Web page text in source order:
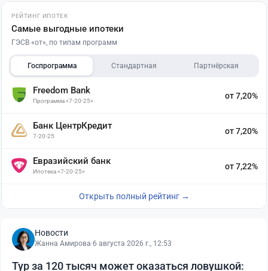
РЕЙТИНГ ИПОТЕК
Самые выгодные ипотеки
ГЭСВ «от», по типам программ
Госпрограмма Стандартная Партнёрская
Freedom Bank
Программа «7-20-25»
от 7,20%
Банк ЦентрКредит
7-20-25
от 7,20%
Евразийский банк
Ипотека «7-20-25»
от 7,22%
Открыть полный рейтинг →
Новости
Жанна Амирова·6 августа 2026 г., 12:53
Тур за 120 тысяч может оказаться ловушкой: